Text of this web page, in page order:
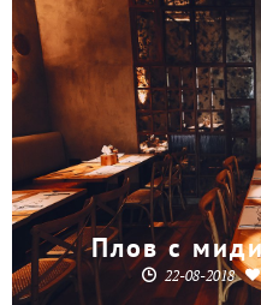
Плов с
22-08-2018